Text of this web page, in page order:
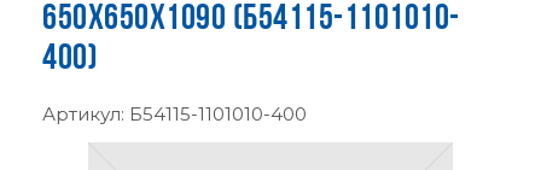
650Х650Х1090 (Б54115-1101010-
400)
Артикул: Б54115-1101010-400